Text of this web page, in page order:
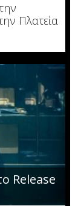
Πλατεία
Release